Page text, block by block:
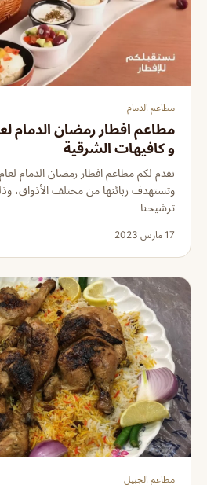
مطاعم الدمام
و كافيهات الشرقية
وتستهدف زبائنها من مختلف الأذواق،
ترشيحنا
17 مارس 2023
مطاعم الجبيل